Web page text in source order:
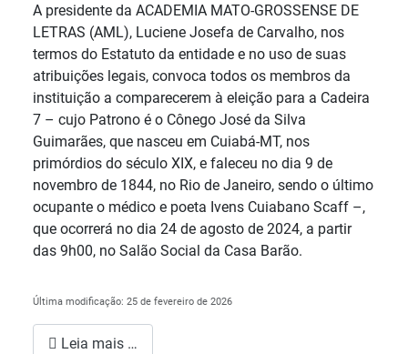
A presidente da ACADEMIA MATO-GROSSENSE DE
LETRAS (AML), Luciene Josefa de Carvalho, nos
termos do Estatuto da entidade e no uso de suas
atribuições legais, convoca todos os membros da
instituição a comparecerem à eleição para a Cadeira
7 – cujo Patrono é o Cônego José da Silva
Guimarães, que nasceu em Cuiabá-MT, nos
primórdios do século XIX, e faleceu no dia 9 de
novembro de 1844, no Rio de Janeiro, sendo o último
ocupante o médico e poeta Ivens Cuiabano Scaff –,
que ocorrerá no dia 24 de agosto de 2024, a partir
das 9h00, no Salão Social da Casa Barão.
Última modificação: 25 de fevereiro de 2026
Leia mais …